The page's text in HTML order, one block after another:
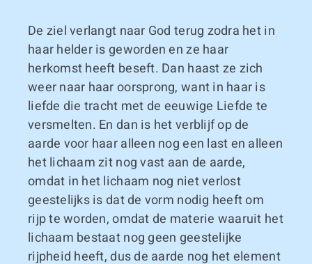
De ziel verlangt naar God terug zodra het in
haar helder is geworden en ze haar
herkomst heeft beseft. Dan haast ze zich
weer naar haar oorsprong, want in haar is
liefde die tracht met de eeuwige Liefde te
versmelten. En dan is het verblijf op de
aarde voor haar alleen nog een last en alleen
het lichaam zit nog vast aan de aarde,
omdat in het lichaam nog niet verlost
geestelijks is dat de vorm nodig heeft om
rijp te worden, omdat de materie waaruit het
lichaam bestaat nog geen geestelijke
rijpheid heeft, dus de aarde nog het element